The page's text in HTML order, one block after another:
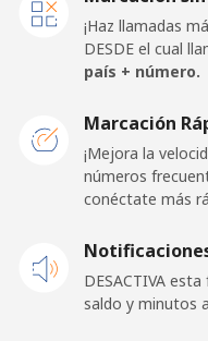
Celular
Línea fija ⁦1.5¢⁩
Premium ⁦42.5¢⁩
¡Haz llamadas
DESDE el cual
país + número.
Marcación
¡Mejora la
números
conéctate más
DESACTIVA
saldo y minutos